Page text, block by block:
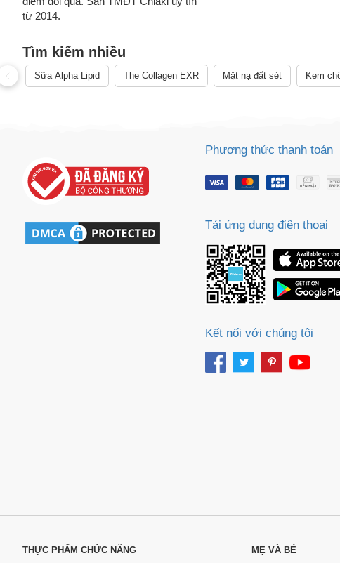
từ 2014.
Tìm kiếm nhiều
Sữa Alpha Lipid The Collagen EXR Mặt nạ đất sét Kem
Phương thức thanh toán
Tải ứng dụng điện thoại
Kết nối với chúng tôi
THỰC PHẨM CHỨC NĂNG
MẸ VÀ BÉ